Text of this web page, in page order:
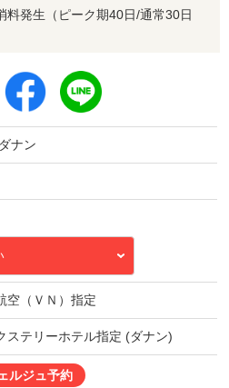
料発生（ピーク期40日/通常30日
ナン
空（ＶＮ）指定
ステリーホテル指定 (ダナン)
ルジュ予約